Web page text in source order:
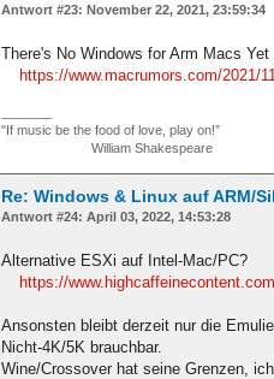
Antwort #23: November 22, 2021, 23:59:34
There's No Windows for Arm Macs
https://www.macrumors.com/2021/
"If music be the food of love, play on!”
William Shakespeare
Re: Windows & Linux auf ARM/
Antwort #24: April 03, 2022, 14:53:28
Alternative ESXi auf Intel-Mac/PC?
https://
Ansonsten bleibt derzeit nur die
Nicht-4K/5K brauchbar.
Wine/Crossover hat seine Grenzen,